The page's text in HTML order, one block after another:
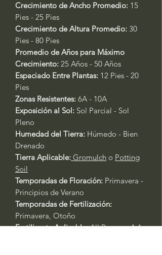
Crecimiento de Ancho Promedio: 15
Pies - 25 Pies
Crecimiento de Altura Promedio: 30
Pies - 80 Pies
Promedio de Años para Máximo
Crecimiento: 25 Años - 50 Años
Espaciado Entre Plantas: 12 Pies - 20
Pies
Zonas Resistentes: 6A - 10A
Exposición al Sol: Sol Parcial - Sol
Pleno
Humedad del Tierra: Húmedo - Bien
Drenado
Tierra Aplicable: Gromulch o Potting
Soil
Temporadas de Floración: Primavera -
Principios de Verano
Temporadas de Fertilización:
Primavera, Otoño
Fertilizante Aplicable: All Purpose 4-4-